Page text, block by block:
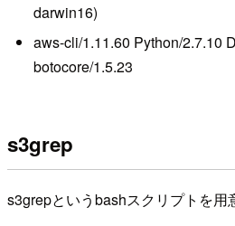
darwin16)
aws-cli/1.11.60 Python/2.7.10
botocore/1.5.23
s3grep
s3grepというbashスクリプトを用